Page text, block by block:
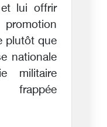
lui offrir
plutôt que
nationale
militaire